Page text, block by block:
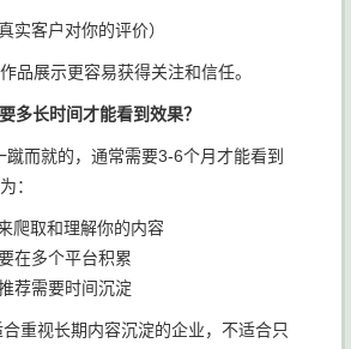
实客户对你的评价）
品展示更容易获得关注和信任。
多长时间才能看到效果？
而就的，通常需要3-6个月才能看到
：
爬取和理解你的内容
在多个平台积累
荐需要时间沉淀
重视长期内容沉淀的企业，不适合只